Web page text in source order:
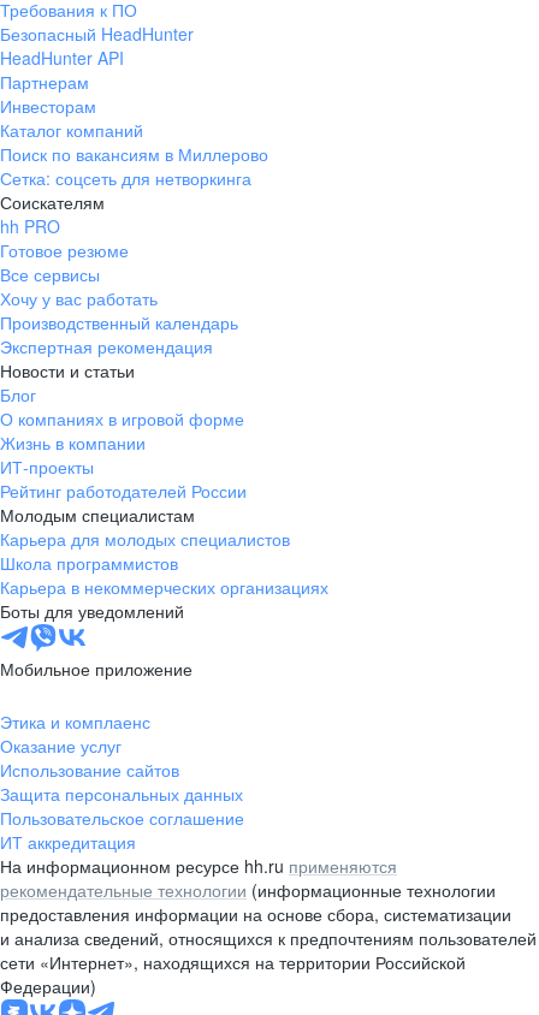
Требования к ПО
Безопасный HeadHunter
HeadHunter API
Партнерам
Инвесторам
Каталог компаний
Поиск по вакансиям в Миллерово
Сетка: соцсеть для нетворкинга
Соискателям
hh PRO
Готовое резюме
Все сервисы
Хочу у вас работать
Производственный календарь
Экспертная рекомендация
Новости и статьи
Блог
О компаниях в игровой форме
Жизнь в компании
ИТ-проекты
Рейтинг работодателей России
Молодым специалистам
Карьера для молодых специалистов
Школа программистов
Карьера в некоммерческих организациях
Боты для уведомлений
Мобильное приложение
Этика и комплаенс
Оказание услуг
Использование сайтов
Защита персональных данных
Пользовательское соглашение
ИТ аккредитация
На информационном ресурсе hh.ru применяются
рекомендательные технологии (информационные технологии
предоставления информации на основе сбора, систематизации
и анализа сведений, относящихся к предпочтениям пользователей
сети «Интернет», находящихся на территории Российской
Федерации)